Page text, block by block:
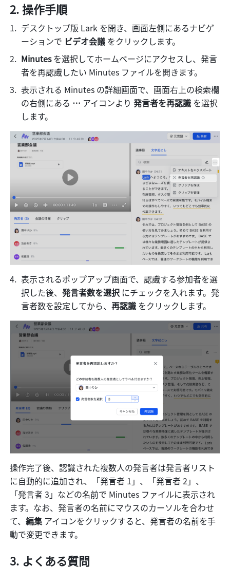
操作手順
デスクトップ版 Lark を開き、画面左側にあるナビゲ
ーションで ビデオ会議 をクリックします。
Minutes を選択してホームページにアクセスし、発言
者を再認識したい Minutes ファイルを開きます。
表示される Minutes の詳細画面で、画面右上の検索欄
の右側にある … アイコンより 発言者を再認識 を選択
します。
表示されるポップアップ画面で、認識する参加者を選
択した後、発言者数を選択 にチェックを入れます。発
言者数を設定してから、再認識 をクリックします。
操作完了後、認識された複数人の発言者は発言者リスト
に自動的に追加され、「発言者 1」、「発言者 2」、
「発言者 3」などの名前で Minutes ファイルに表示され
ます。なお、発言者の名前にマウスのカーソルを合わせ
て、編集 アイコンをクリックすると、発言者の名前を手
動で変更できます。
よくある質問